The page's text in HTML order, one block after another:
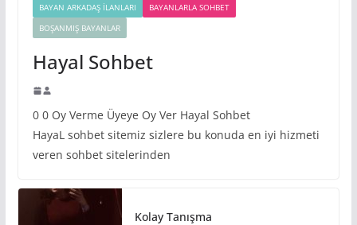
BAYAN ARKADAŞ İLANLARI
BAYANLARLA SOHBET
BOŞANMIŞ BAYANLAR
Hayal Sohbet
0 0 Oy Verme Üyeye Oy Ver Hayal Sohbet
HayaL sohbet sitemiz sizlere bu konuda en iyi hizmeti
veren sohbet sitelerinden
Kolay Tanışma